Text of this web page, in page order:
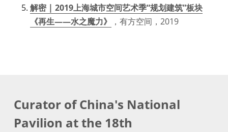
提供技术支持
解密 | 2019上海城市空间艺术季“规划建筑”板块
《再生——水之魔力》
，有方空间，2019
Curator of China's National
Pavilion at the 18th